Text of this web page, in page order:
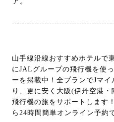
山手線沿線おすすめホテルで
にJALグループの飛行機を使
ーを掲載中！全プランでJマ
り、更に安く大阪(伊丹空港
飛行機の旅をサポートします
ら24時間簡単オンライン予約